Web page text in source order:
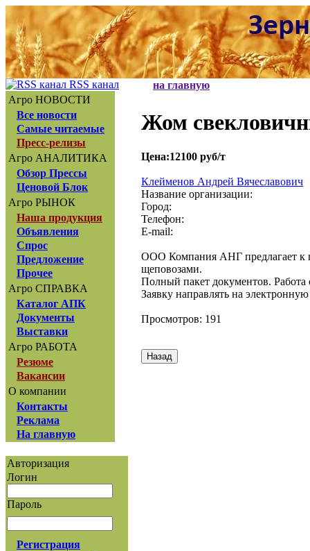
RSS канал
Агро НОВОСТИ
Все новости
Самые читаемые
Пресс-релизы
Агро АНАЛИТИКА
Обзор Прессы
Ценовой Блок
Агро РЫНОК
Наша продукция
Объявления
Спрос
Предложение
Прочее
Агро СПРАВКА
Каталог АПК
Документы
Выставки
Агро РАБОТА
Резюме
Вакансии
О компании
Контакты
Реклама
На главную
Авторизация
Логин
Пароль
Регистрация
на главную
Жом
Цена:12100 руб/т
Клейменов Андрей Вячеславович
Название организации:
Город:
Телефон:
E-mail:
ООО Компания АНГ предлагает к
щеповозами.
Полный пакет документов.
Заявку направлять на
Просмотров: 191